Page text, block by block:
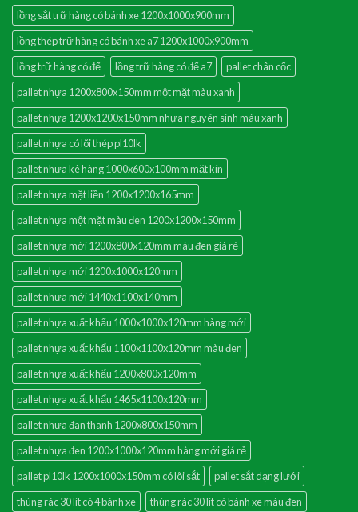
lồng sắt trữ hàng có bánh xe 1200x1000x900mm
lồng thép trữ hàng có bánh xe a7 1200x1000x900mm
lồng trữ hàng có đế
lồng trữ hàng có đế a7
pallet chân cốc
pallet nhựa 1200x800x150mm một mặt màu xanh
pallet nhựa 1200x1200x150mm nhựa nguyên sinh màu xanh
pallet nhựa có lõi thép pl10lk
pallet nhựa kê hàng 1000x600x100mm mặt kín
pallet nhựa mặt liền 1200x1200x165mm
pallet nhựa một mặt màu đen 1200x1200x150mm
pallet nhựa mới 1200x800x120mm màu đen giá rẻ
pallet nhựa mới 1200x1000x120mm
pallet nhựa mới 1440x1100x140mm
pallet nhựa xuất khẩu 1000x1000x120mm hàng mới
pallet nhựa xuất khẩu 1100x1100x120mm màu đen
pallet nhựa xuất khẩu 1200x800x120mm
pallet nhựa xuất khẩu 1465x1100x120mm
pallet nhựa đan thanh 1200x800x150mm
pallet nhựa đen 1200x1000x120mm hàng mới giá rẻ
pallet pl10lk 1200x1000x150mm có lõi sắt
pallet sắt dạng lưới
thùng rác 30 lít có 4 bánh xe
thùng rác 30 lít có bánh xe màu đen